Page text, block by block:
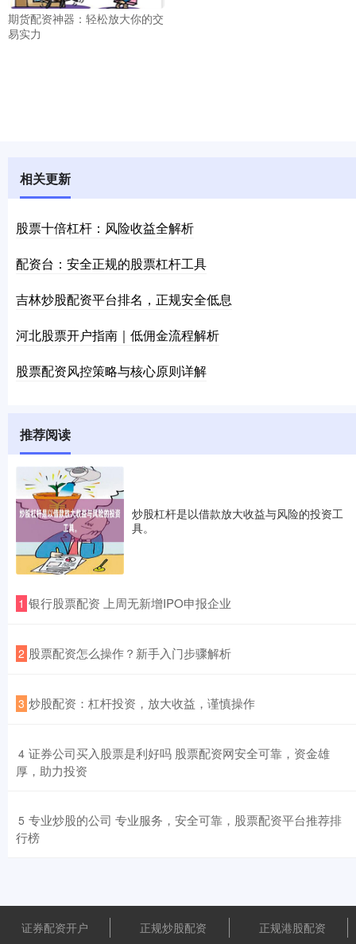
期货配资神器：轻松放大你的交
易实力
相关更新
股票十倍杠杆：风险收益全解析
配资台：安全正规的股票杠杆工具
吉林炒股配资平台排名，正规安全低息
河北股票开户指南｜低佣金流程解析
股票配资风控策略与核心原则详解
推荐阅读
炒股杠杆是以借款放大收益与风险的投资工
具。
1 ​银行股票配资 上周无新增IPO申报企业
2 ​股票配资怎么操作？新手入门步骤解析
3 ​炒股配资：杠杆投资，放大收益，谨慎操作
4 ​证券公司买入股票是利好吗 股票配资网安全可靠，资金雄
厚，助力投资
5 ​专业炒股的公司 专业服务，安全可靠，股票配资平台推荐排
行榜
证券配资开户 正规炒股配资 正规港股配资